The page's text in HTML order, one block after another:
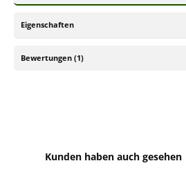
Eigenschaften
Bewertungen (1)
Produktgalerie überspringen
Kunden haben auch gesehen